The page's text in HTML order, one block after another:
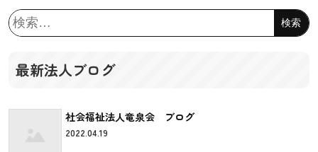
検
索:
最新法人ブログ
社会福祉法人竜泉会 ブログ
2022.04.19